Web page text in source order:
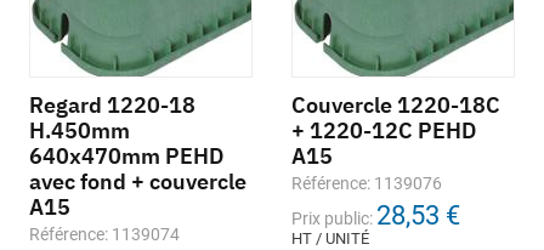
Regard 1220-18
H.450mm
640x470mm PEHD
avec fond + couvercle
A15
Référence: 1139074
Couvercle 1220-18C
+ 1220-12C PEHD
A15
Référence: 1139076
Prix public: 28,53 €
HT / UNITÉ